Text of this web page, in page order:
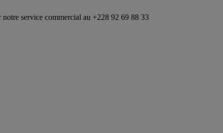
commercial au +228 92 69 88 33